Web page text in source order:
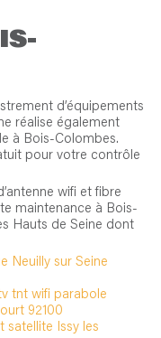
d’équipements
réalise également
à Bois-Colombes.
pour votre contrôle
wifi et fibre
maintenance à Bois-
Hauts de Seine dont
Neuilly sur Seine
tnt wifi parabole
92100
satellite Issy les